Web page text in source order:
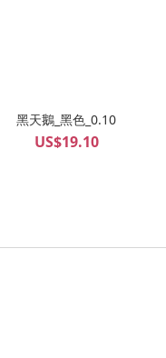
黑天鵝_黑色_0.10
US$19.10